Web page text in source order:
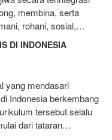
membina, serta
rohani, sosial,…
DI INDONESIA
yang mendasari
Indonesia berkembang
tersebut selalu
dari tataran…